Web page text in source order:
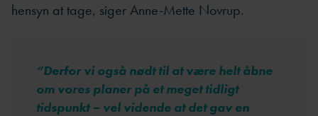
hensyn at tage, siger Anne-Mette Novrup.
“Derfor vi også nødt til at være helt åbne
om vores planer på et meget tidligt
tidspunkt – vel vidende at det gav en